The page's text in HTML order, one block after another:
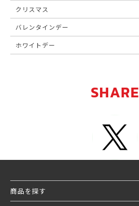
クリスマス
バレンタインデー
ホワイトデー
SHARE
商品を探す